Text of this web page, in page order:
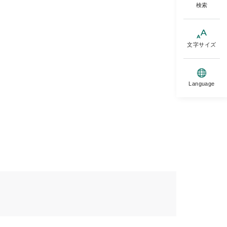
検索
文字サイズ
Language